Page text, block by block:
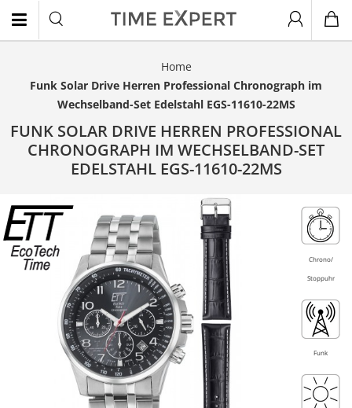
Home
Funk Solar Drive Herren Professional Chronograph im
Wechselband-Set Edelstahl EGS-11610-22MS
FUNK SOLAR DRIVE HERREN PROFESSIONAL
CHRONOGRAPH IM WECHSELBAND-SET
EDELSTAHL EGS-11610-22MS
Chrono/
Stoppuhr
Funk